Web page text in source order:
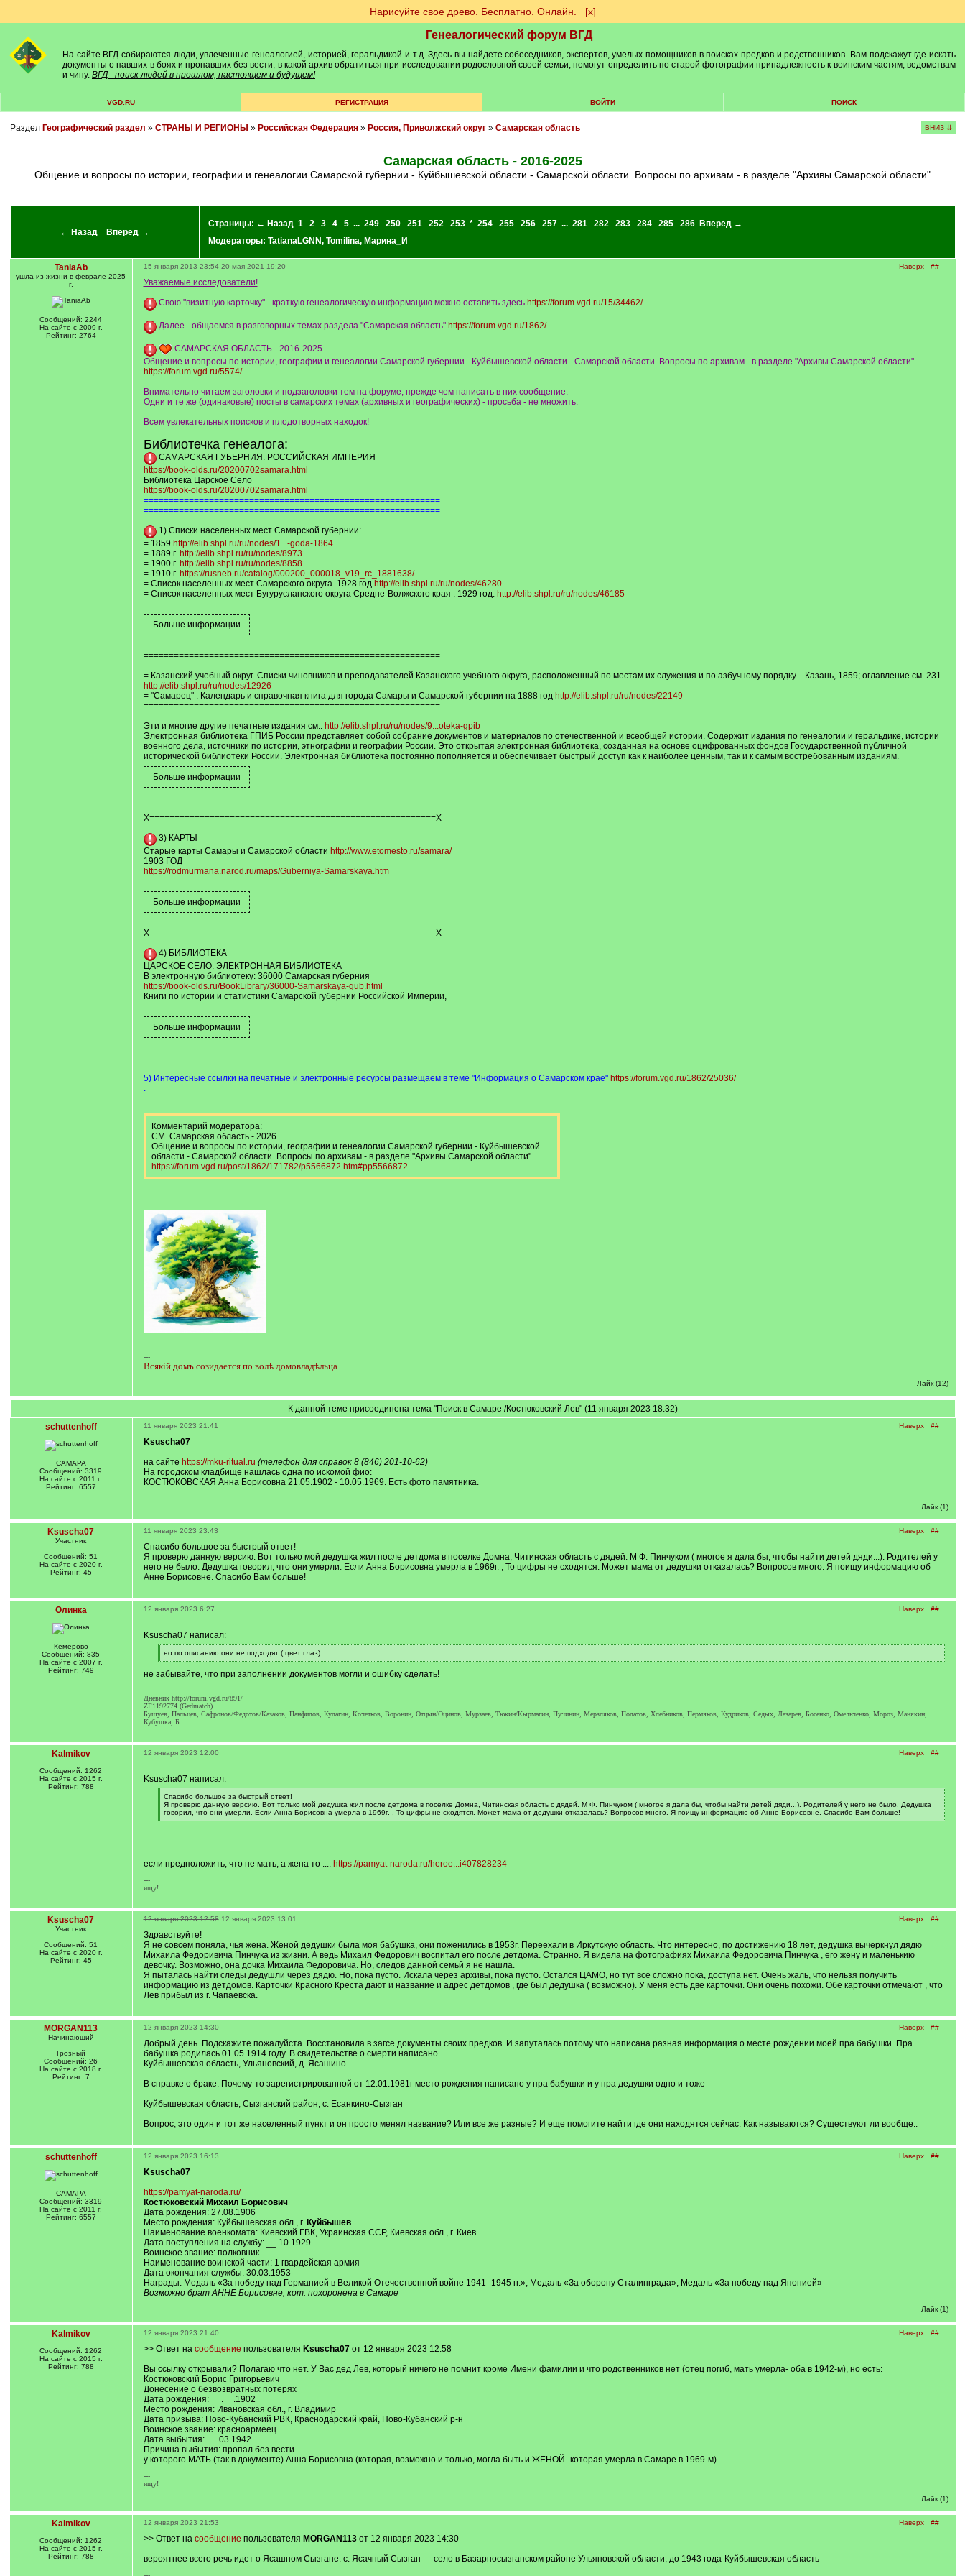
Нарисуйте свое древо. Бесплатно. Онлайн. [х]
Генеалогический форум ВГД
На сайте ВГД собираются люди, увлеченные генеалогией, историей, геральдикой и т.д. Здесь вы найдете собеседников, экспертов, умелых помощников в поисках предков и родственников. Вам подскажут где искать
документы о павших в боях и пропавших без вести, в какой архив обратиться при исследовании родословной своей семьи, помогут определить по старой фотографии принадлежность к воинским частям, ведомствам
и чину. ВГД - поиск людей в прошлом, настоящем и будущем!
VGD.RU РЕГИСТРАЦИЯ ВОЙТИ ПОИСК
Раздел Географический раздел » СТРАНЫ И РЕГИОНЫ » Российская Федерация» Россия, Приволжский округ» Самарская область ВНИЗ ⇊
Самарская область - 2016-2025
Общение и вопросы по истории, географии и генеалогии Самарской губернии - Куйбышевской области - Самарской области. Вопросы по архивам - в разделе "Архивы Самарской области"
← Назад Вперед →
Страницы: ← Назад 1 2 3 4 5 ... 249 250 251 252 253 * 254 255 256 257 ... 281 282 283 284 285 286
Вперед →
Модераторы: TatianaLGNN, Tomilina, Марина_И
TaniaAb
ушла из жизни в феврале 2025
г.
Сообщений: 2244
На сайте с 2009 г.
Рейтинг: 2764
Наверх ##
15 января 2013 23:54 20 мая 2021 19:20
Уважаемые исследователи!.
Свою "визитную карточку" - краткую генеалогическую информацию можно оставить здесь https://forum.vgd.ru/15/34462/
Далее - общаемся в разговорных темах раздела "Самарская область" https://forum.vgd.ru/1862/
САМАРСКАЯ ОБЛАСТЬ - 2016-2025
Общение и вопросы по истории, географии и генеалогии Самарской губернии - Куйбышевской области - Самарской области. Вопросы по архивам - в разделе "Архивы Самарской области"
https://forum.vgd.ru/5574/
Внимательно читаем заголовки и подзаголовки тем на форуме, прежде чем написать в них сообщение.
Одни и те же (одинаковые) посты в самарских темах (архивных и географических) - просьба - не множить.
Всем увлекательных поисков и плодотворных находок!
Библиотечка генеалога:
САМАРСКАЯ ГУБЕРНИЯ. РОССИЙСКАЯ ИМПЕРИЯ
https://book-olds.ru/20200702samara.html
Библиотека Царское Село
https://book-olds.ru/20200702samara.html
===========================================================
===========================================================
1) Списки населенных мест Самарской губернии:
= 1859 http://elib.shpl.ru/ru/nodes/1...-goda-1864
= 1889 г. http://elib.shpl.ru/ru/nodes/8973
= 1900 г. http://elib.shpl.ru/ru/nodes/8858
= 1910 г. https://rusneb.ru/catalog/000200_000018_v19_rc_1881638/
= Список населенных мест Самарского округа. 1928 год http://elib.shpl.ru/ru/nodes/46280
= Список населенных мест Бугурусланского округа Средне-Волжского края . 1929 год. http://elib.shpl.ru/ru/nodes/46185
===========================================================
= Казанский учебный округ. Списки чиновников и преподавателей Казанского учебного округа, расположенный по местам их служения и по азбучному порядку. - Казань, 1859; оглавление см. 231
http://elib.shpl.ru/ru/nodes/12926
= "Самарец" : Календарь и справочная книга для города Самары и Самарской губернии на 1888 год http://elib.shpl.ru/ru/nodes/22149
===========================================================
Эти и многие другие печатные издания см.: http://elib.shpl.ru/ru/nodes/9...oteka-gpib
Электронная библиотека ГПИБ России представляет собой собрание документов и материалов по отечественной и всеобщей истории. Содержит издания по генеалогии и геральдике, истории
военного дела, источники по истории, этнографии и географии России. Это открытая электронная библиотека, созданная на основе оцифрованных фондов Государственной публичной
исторической библиотеки России. Электронная библиотека постоянно пополняется и обеспечивает быстрый доступ как к наиболее ценным, так и к самым востребованным изданиям.
Х=========================================================Х
3) КАРТЫ
Старые карты Самары и Самарской области http://www.etomesto.ru/samara/
1903 ГОД
https://rodmurmana.narod.ru/maps/Guberniya-Samarskaya.htm
Х=========================================================Х
4) БИБЛИОТЕКА
ЦАРСКОЕ СЕЛО. ЭЛЕКТРОННАЯ БИБЛИОТЕКА
В электронную библиотеку: 36000 Самарская губерния
https://book-olds.ru/BookLibrary/36000-Samarskaya-gub.html
Книги по истории и статистики Самарской губернии Российской Империи,
===========================================================
5) Интересные ссылки на печатные и электронные ресурсы размещаем в теме "Информация о Самарском крае" https://forum.vgd.ru/1862/25036/
.
Комментарий модератора:
СМ. Самарская область - 2026
Общение и вопросы по истории, географии и генеалогии Самарской губернии - Куйбышевской
области - Самарской области. Вопросы по архивам - в разделе "Архивы Самарской области"
https://forum.vgd.ru/post/1862/171782/p5566872.htm#pp5566872
---
Всякій домъ созидается по волѣ домовладѣльца.
Лайк (12)
К данной теме присоединена тема "Поиск в Самаре /Костюковский Лев" (11 января 2023 18:32)
schuttenhoff
САМАРА
Сообщений: 3319
На сайте с 2011 г.
Рейтинг: 6557
Наверх ##
11 января 2023 21:41
Ksuscha07
на сайте https://mku-ritual.ru (телефон для справок 8 (846) 201-10-62)
На городском кладбище нашлась одна по искомой фио:
КОСТЮКОВСКАЯ Анна Борисовна 21.05.1902 - 10.05.1969. Есть фото памятника.
Лайк (1)
Ksuscha07
Участник
Сообщений: 51
На сайте с 2020 г.
Рейтинг: 45
Наверх ##
11 января 2023 23:43
Спасибо большое за быстрый ответ!
Я проверю данную версию. Вот только мой дедушка жил после детдома в поселке Домна, Читинская область с дядей. М Ф. Пинчуком ( многое я дала бы, чтобы найти детей дяди...). Родителей у
него не было. Дедушка говорил, что они умерли. Если Анна Борисовна умерла в 1969г. , То цифры не сходятся. Может мама от дедушки отказалась? Вопросов много. Я поищу информацию об
Анне Борисовне. Спасибо Вам больше!
Олинка
Кемерово
Сообщений: 835
На сайте с 2007 г.
Рейтинг: 749
Наверх ##
12 января 2023 6:27
Ksuscha07 написал:
[
q
но по описанию они не подходят ( цвет глаз)
[
q
не забывайте, что при заполнении документов могли и ошибку сделать!
---
Дневник http://forum.vgd.ru/891/
ZF1192774 (Gedmatch)
Бушуев, Пальцев, Сафронов/Федотов/Казаков, Панфилов, Кулагин, Кочетков, Воронин, Отцын/Оцинов, Мурзаев, Тюкин/Кырмагин, Пучинин, Мерзляков, Полатов, Хлебников, Пермяков, Кудриков, Седых, Лазарев, Босенко, Омельченко, Мороз, Манякин,
Кубушка, Б
Kalmikov
Сообщений: 1262
На сайте с 2015 г.
Рейтинг: 788
Наверх ##
12 января 2023 12:00
Ksuscha07 написал:
[
q
]
Спасибо большое за быстрый ответ!
Я проверю данную версию. Вот только мой дедушка жил после детдома в поселке Домна, Читинская область с дядей. М Ф. Пинчуком ( многое я дала бы, чтобы найти детей дяди...). Родителей у него не было. Дедушка
говорил, что они умерли. Если Анна Борисовна умерла в 1969г. , То цифры не сходятся. Может мама от дедушки отказалась? Вопросов много. Я поищу информацию об Анне Борисовне. Спасибо Вам больше!
[
если предположить, что не мать, а жена то .... https://pamyat-naroda.ru/heroe...i407828234
---
ищу!
Ksuscha07
Участник
Сообщений: 51
На сайте с 2020 г.
Рейтинг: 45
Наверх ##
12 января 2023 12:58 12 января 2023 13:01
Здравствуйте!
Я не совсем поняла, чья жена. Женой дедушки была моя бабушка, они поженились в 1953г. Переехали в Иркутскую область. Что интересно, по достижению 18 лет, дедушка вычеркнул дядю
Михаила Федоривича Пинчука из жизни. А ведь Михаил Федорович воспитал его после детдома. Странно. Я видела на фотографиях Михаила Федоровича Пинчука , его жену и маленькию
девочку. Возможно, она дочка Михаила Федоровича. Но, следов данной семьй я не нашла.
Я пыталась найти следы дедушли через дядю. Но, пока пусто. Искала через архивы, пока пусто. Остался ЦАМО, но тут все сложно пока, доступа нет. Очень жаль, что нельзя получить
информацию из детдомов. Карточки Красного Креста дают и название и адрес детдомов , где был дедушка ( возможно). У меня есть две карточки. Они очень похожи. Обе карточки отмечают , что
Лев прибыл из г. Чапаевска.
MORGAN113
Начинающий
Грозный
Сообщений: 26
На сайте с 2018 г.
Рейтинг: 7
Наверх ##
12 января 2023 14:30
Добрый день. Подскажите пожалуйста. Восстановила в загсе документы своих предков. И запуталась потому что написана разная информация о месте рождении моей пра бабушки. Пра
бабушка родилась 01.05.1914 году. В свидетельстве о смерти написано
Куйбышевская область, Ульяновский, д. Ясашино
В справке о браке. Почему-то зарегистрированной от 12.01.1981г место рождения написано у пра бабушки и у пра дедушки одно и тоже
Куйбышевская область, Сызганский район, с. Есанкино-Сызган
Вопрос, это один и тот же населенный пункт и он просто менял название? Или все же разные? И еще помогите найти где они находятся сейчас. Как называются? Существуют ли вообще..
schuttenhoff
САМАРА
Сообщений: 3319
На сайте с 2011 г.
Рейтинг: 6557
Наверх ##
12 января 2023 16:13
Ksuscha07
https://pamyat-naroda.ru/
Костюковский Михаил Борисович
Дата рождения: 27.08.1906
Место рождения: Куйбышевская обл., г. Куйбышев
Наименование военкомата: Киевский ГВК, Украинская ССР, Киевская обл., г. Киев
Дата поступления на службу: __.10.1929
Воинское звание: полковник
Наименование воинской части: 1 гвардейская армия
Дата окончания службы: 30.03.1953
Награды: Медаль «За победу над Германией в Великой Отечественной войне 1941–1945 гг.», Медаль «За оборону Сталинграда», Медаль «За победу над Японией»
Возможно брат АННЕ Борисовне, кот. похоронена в Самаре
Лайк (1)
Kalmikov
Сообщений: 1262
На сайте с 2015 г.
Рейтинг: 788
Наверх ##
12 января 2023 21:40
>> Ответ на сообщение пользователя Ksuscha07от 12 января 2023 12:58
Вы ссылку открывали? Полагаю что нет. У Вас дед Лев, который ничего не помнит кроме Имени фамилии и что родственников нет (отец погиб, мать умерла- оба в 1942-м), но есть:
Костюковский Борис Григорьевич
Донесение о безвозвратных потерях
Дата рождения: __.__.1902
Место рождения: Ивановская обл., г. Владимир
Дата призыва: Ново-Кубанский РВК, Краснодарский край, Ново-Кубанский р-н
Воинское звание: красноармеец
Дата выбытия: __.03.1942
Причина выбытия: пропал без вести
у которого МАТЬ (так в документе) Анна Борисовна (которая, возможно и только, могла быть и ЖЕНОЙ- которая умерла в Самаре в 1969-м)
---
ищу!
Лайк (1)
Kalmikov
Сообщений: 1262
На сайте с 2015 г.
Рейтинг: 788
Наверх ##
12 января 2023 21:53
>> Ответ на сообщение пользователя MORGAN113от 12 января 2023 14:30
вероятнее всего речь идет о Ясашном Сызгане. с. Ясачный Сызган — село в Базарносызганском районе Ульяновской области, до 1943 года-Куйбышевская область